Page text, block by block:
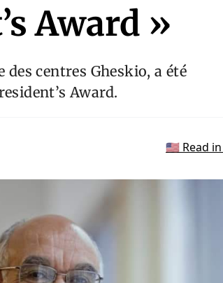
Award »
des centres Gheskio, a été
Award.
🇺🇸 Read